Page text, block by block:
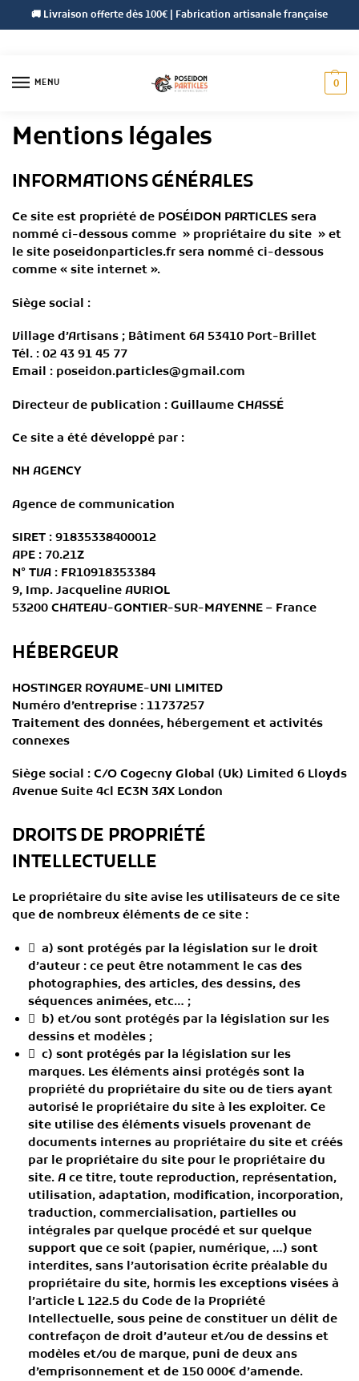
🚚 Livraison offerte dès 100€ | Fabrication artisanale française
MENU
0
Mentions légales
INFORMATIONS GÉNÉRALES
Ce site est propriété de POSÉIDON PARTICLES sera
nommé ci-dessous comme » propriétaire du site » et
le site poseidonparticles.fr sera nommé ci-dessous
comme « site internet ».
Siège social :
Village d’Artisans ; Bâtiment 6A 53410 Port-Brillet
Tél. : 02 43 91 45 77
Email : poseidon.particles@gmail.com
Directeur de publication : Guillaume CHASSÉ
Ce site a été développé par :
NH AGENCY
Agence de communication
SIRET : 91835338400012
APE : 70.21Z
N° TVA : FR10918353384
9, Imp. Jacqueline AURIOL
53200 CHATEAU-GONTIER-SUR-MAYENNE – France
HÉBERGEUR
HOSTINGER ROYAUME-UNI LIMITED
Numéro d’entreprise : 11737257
Traitement des données, hébergement et activités
connexes
Siège social : C/O Cogecny Global (Uk) Limited 6 Lloyds
Avenue Suite 4cl EC3N 3AX London
DROITS DE PROPRIÉTÉ
INTELLECTUELLE
Le propriétaire du site avise les utilisateurs de ce site
que de nombreux éléments de ce site :
 a) sont protégés par la législation sur le droit
d’auteur : ce peut être notamment le cas des
photographies, des articles, des dessins, des
séquences animées, etc… ;
 b) et/ou sont protégés par la législation sur les
dessins et modèles ;
 c) sont protégés par la législation sur les
marques. Les éléments ainsi protégés sont la
propriété du propriétaire du site ou de tiers ayant
autorisé le propriétaire du site à les exploiter. Ce
site utilise des éléments visuels provenant de
documents internes au propriétaire du site et créés
par le propriétaire du site pour le propriétaire du
site. A ce titre, toute reproduction, représentation,
utilisation, adaptation, modification, incorporation,
traduction, commercialisation, partielles ou
intégrales par quelque procédé et sur quelque
support que ce soit (papier, numérique, …) sont
interdites, sans l’autorisation écrite préalable du
propriétaire du site, hormis les exceptions visées à
l’article L 122.5 du Code de la Propriété
Intellectuelle, sous peine de constituer un délit de
contrefaçon de droit d’auteur et/ou de dessins et
modèles et/ou de marque, puni de deux ans
d’emprisonnement et de 150 000€ d’amende.